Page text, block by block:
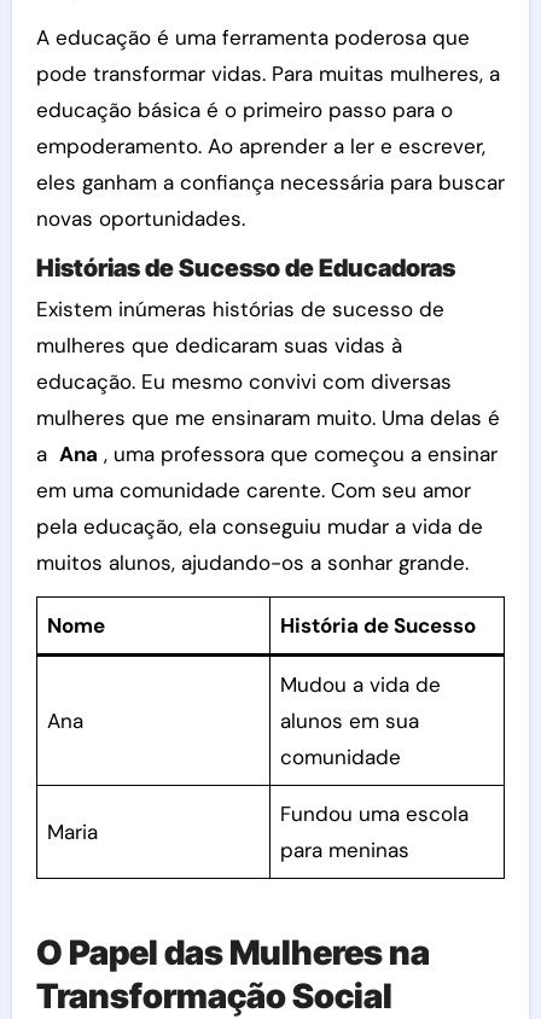
A educação é uma ferramenta poderosa que
pode transformar vidas. Para muitas mulheres, a
educação básica é o primeiro passo para o
empoderamento. Ao aprender a ler e escrever,
eles ganham a confiança necessária para buscar
novas oportunidades.
Histórias de Sucesso de Educadoras
Existem inúmeras histórias de sucesso de
mulheres que dedicaram suas vidas à
educação. Eu mesmo convivi com diversas
mulheres que me ensinaram muito. Uma delas é
a Ana , uma professora que começou a ensinar
em uma comunidade carente. Com seu amor
pela educação, ela conseguiu mudar a vida de
muitos alunos, ajudando-os a sonhar grande.
Nome História de Sucesso
Ana
Mudou a vida de
alunos em sua
comunidade
Maria
Fundou uma escola
para meninas
O Papel das Mulheres na
Transformação Social